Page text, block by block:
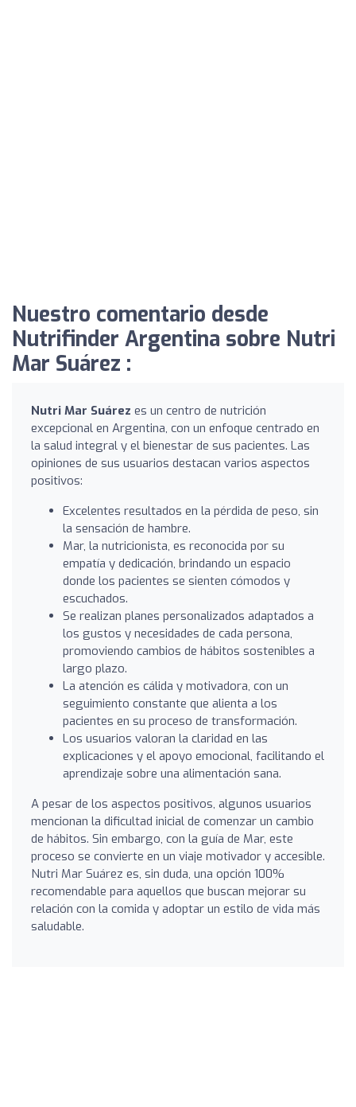
Nuestro comentario desde
Nutrifinder Argentina sobre Nutri
Mar Suárez ️:
Nutri Mar Suárez es un centro de nutrición
excepcional en Argentina, con un enfoque centrado en
la salud integral y el bienestar de sus pacientes. Las
opiniones de sus usuarios destacan varios aspectos
positivos:
Excelentes resultados en la pérdida de peso, sin
la sensación de hambre.
Mar, la nutricionista, es reconocida por su
empatía y dedicación, brindando un espacio
donde los pacientes se sienten cómodos y
escuchados.
Se realizan planes personalizados adaptados a
los gustos y necesidades de cada persona,
promoviendo cambios de hábitos sostenibles a
largo plazo.
La atención es cálida y motivadora, con un
seguimiento constante que alienta a los
pacientes en su proceso de transformación.
Los usuarios valoran la claridad en las
explicaciones y el apoyo emocional, facilitando el
aprendizaje sobre una alimentación sana.
A pesar de los aspectos positivos, algunos usuarios
mencionan la dificultad inicial de comenzar un cambio
de hábitos. Sin embargo, con la guía de Mar, este
proceso se convierte en un viaje motivador y accesible.
Nutri Mar Suárez es, sin duda, una opción 100%
recomendable para aquellos que buscan mejorar su
relación con la comida y adoptar un estilo de vida más
saludable.